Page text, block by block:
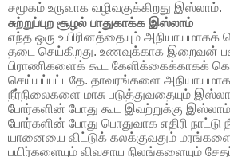
சமூகம் உருவாக வழிவகுக்கிறது இஸ்லாம்.
சுற்றுப்புற சூழல் பாதுகாக்க இஸ்லாம்
எந்த ஒரு உயிரினத்தையும்
தடை செய்கிறது. உணவுக்காக இறைவன்
பிராணிகளைக் கூட கேளிக்கைக்காகக்
செய்யப்பட்டதே. தாவரங்களை அநியாயமாக
நீர்நிலைகளை மாசு படுத்துவதையும்
போர்களின் போது கூட இவற்றுக்கு
போர்களின் போது பொதுவாக எதிரி
யானையை விட்டுக் கலக்குவதும் மரங்களை
பயிர்களையும் விவசாய நிலங்களையும்